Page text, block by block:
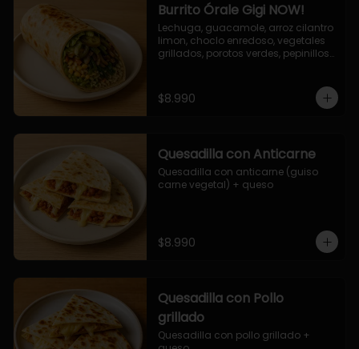
Burrito Órale Gigi NOW!
Lechuga, guacamole, arroz cilantro
limon, choclo enredoso, vegetales
grillados, porotos verdes, pepinillos
$8.990
Quesadilla con Anticarne
Quesadilla con anticarne (guiso
carne vegetal) + queso
$8.990
Quesadilla con Pollo
grillado
Quesadilla con pollo grillado +